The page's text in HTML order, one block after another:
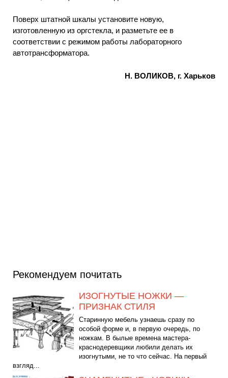
Поверх штатной шкалы установите новую,
изготовленную из оргстекла, и разметьте ее в
соответствии с режимом работы лабораторного
автотрансформатора.
Н. ВОЛИКОВ, г. Харьков
Рекомендуем почитать
ИЗОГНУТЫЕ НОЖКИ —
ПРИЗНАК СТИЛЯ
Старинную мебель узнаешь сразу по
особой форме и, в первую очередь, по
ножкам. В былые времена мастера-
краснодеревщики любили делать их
изогнутыми, не то что сейчас. На первый
взгляд...